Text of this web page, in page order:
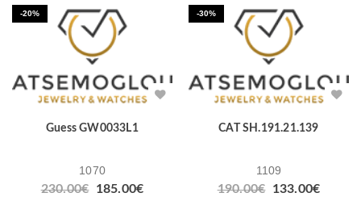
-20%
Guess GW0033L1
1070
230.00€ 185.00€
-30%
CAT SH.191.21.139
1109
190.00€ 133.00€